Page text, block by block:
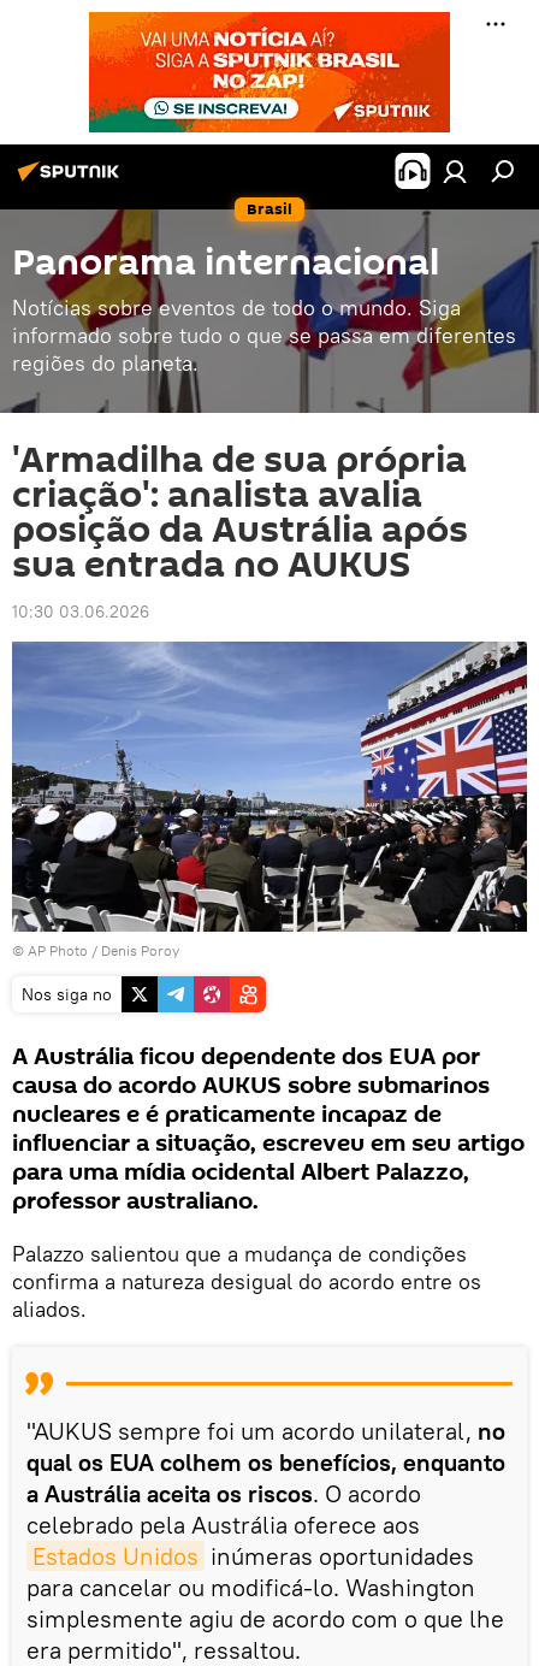
Brasil
Panorama internacional
Notícias sobre eventos de todo o mundo. Siga
informado sobre tudo o que se passa em diferentes
regiões do planeta.
'Armadilha de sua própria
criação': analista avalia
posição da Austrália após
sua entrada no AUKUS
10:30 03.06.2026
© AP Photo / Denis Poroy
Nos siga no
A Austrália ficou dependente dos EUA por
causa do acordo AUKUS sobre submarinos
nucleares e é praticamente incapaz de
influenciar a situação, escreveu em seu artigo
para uma mídia ocidental Albert Palazzo,
professor australiano.
Palazzo salientou que a mudança de condições
confirma a natureza desigual do acordo entre os
aliados.
"AUKUS sempre foi um acordo unilateral, no
qual os EUA colhem os benefícios, enquanto
a Austrália aceita os riscos. O acordo
celebrado pela Austrália oferece aos
Estados Unidos inúmeras oportunidades
para cancelar ou modificá-lo. Washington
simplesmente agiu de acordo com o que lhe
era permitido", ressaltou.